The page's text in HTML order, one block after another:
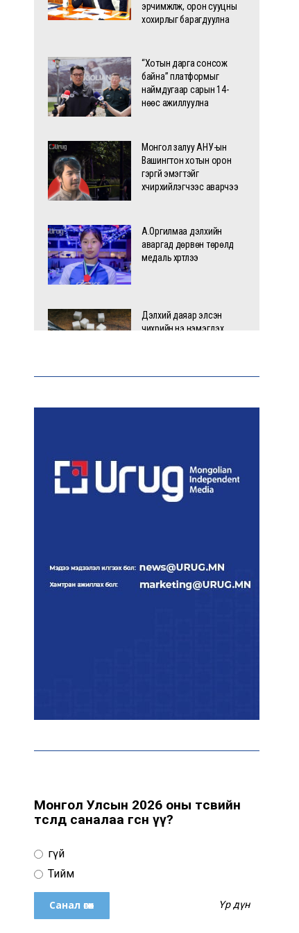
эрчимжүүлж, орон сууцны
хохирлыг барагдуулна
“Хотын дарга сонсож
байна” платформыг
наймдугаар сарын 14-
нөөс ажиллуулна
Монгол залуу АНУ-ын
Вашингтон хотын орон
гэргүй эмэгтэйг
хүчирхийлэгчээс аварчээ
А.Оргилмаа дэлхийн
аваргад дөрвөн төрөлд
медаль хүртлээ
Дэлхий даяар элсэн
чихрийн үнэ нэмэгдэх
Б.Дашпүрэв: Шатахууны
нийлүүлэлт хэвийн
Д.Амарбаясгалан: Зах
зээлийн буруу бодлого
Давхардсан
Монгол Улсын 2026 оны төсвийн
төсөлд саналаа өгсөн үү?
Үгүй
Тийм
Үр дүн